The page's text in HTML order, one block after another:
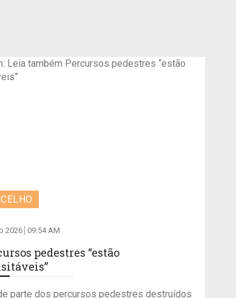
2026 09:54 AM
pedestres “estão
parte dos percursos pedestres destruídos